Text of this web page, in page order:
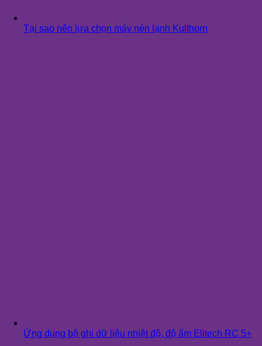
Tại sao nên lựa chọn máy nén lạnh Kulthorn
Ứng dụng bộ ghi dữ liệu nhiệt độ, độ ẩm Elitech RC 5+